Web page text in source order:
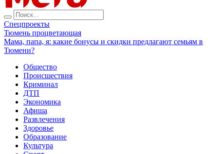
Спецпроекты
Тюмень процветающая
Мама, папа, я: какие бонусы и скидки предлагают семьям в
Тюмени?
Общество
Происшествия
Криминал
ДТП
Экономика
Афиша
Развлечения
Здоровье
Образование
Культура